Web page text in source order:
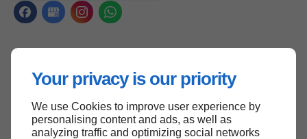
Your privacy is our priority
We use Cookies to improve user experience by
personalising content and ads, as well as
analyzing traffic and optimizing social networks
Contactez-nous
Mentions légales
Plan du site